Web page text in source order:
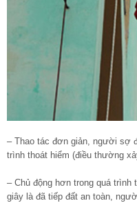
– Thao tác đơn giản, người sợ
trình thoát hiểm (điều thường
– Chủ động hơn trong quá trình
giây là đã tiếp đất an toàn,